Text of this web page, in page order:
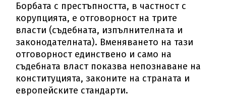
Борбата с престъпността, в частност с
корупцията, е отговорност на трите
власти (съдебната, изпълнителната и
законодателната). Вменяването на тази
отговорност единствено и само на
съдебната власт показва непознаване на
конституцията, законите на страната и
европейските стандарти.